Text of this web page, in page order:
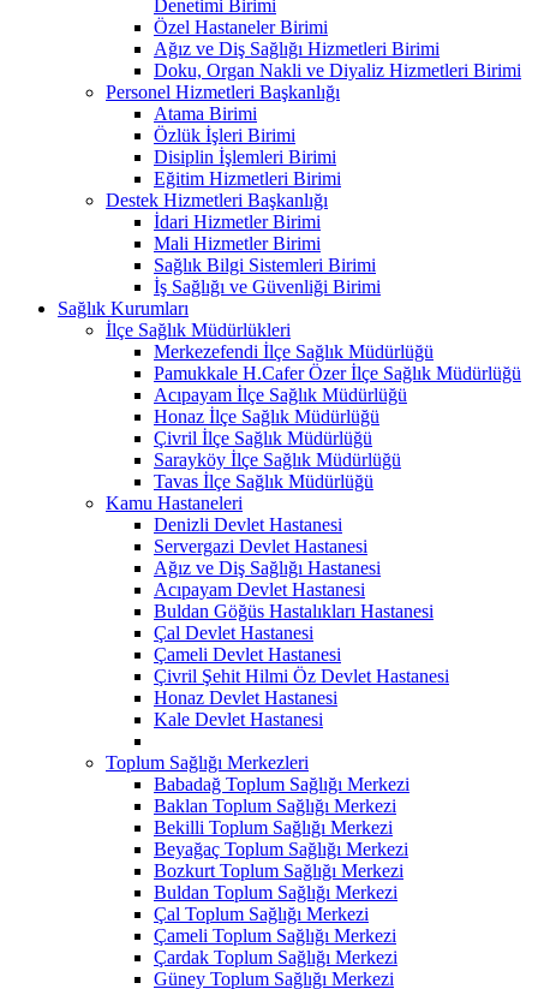
Denetimi Birimi
Özel Hastaneler Birimi
Ağız ve Diş Sağlığı Hizmetleri Birimi
Doku, Organ Nakli ve Diyaliz Hizmetleri Birimi
Personel Hizmetleri Başkanlığı
Atama Birimi
Özlük İşleri Birimi
Disiplin İşlemleri Birimi
Eğitim Hizmetleri Birimi
Destek Hizmetleri Başkanlığı
İdari Hizmetler Birimi
Mali Hizmetler Birimi
Sağlık Bilgi Sistemleri Birimi
İş Sağlığı ve Güvenliği Birimi
Sağlık Kurumları
İlçe Sağlık Müdürlükleri
Merkezefendi İlçe Sağlık Müdürlüğü
Pamukkale H.Cafer Özer İlçe Sağlık Müdürlüğü
Acıpayam İlçe Sağlık Müdürlüğü
Honaz İlçe Sağlık Müdürlüğü
Çivril İlçe Sağlık Müdürlüğü
Sarayköy İlçe Sağlık Müdürlüğü
Tavas İlçe Sağlık Müdürlüğü
Kamu Hastaneleri
Denizli Devlet Hastanesi
Servergazi Devlet Hastanesi
Ağız ve Diş Sağlığı Hastanesi
Acıpayam Devlet Hastanesi
Buldan Göğüs Hastalıkları Hastanesi
Çal Devlet Hastanesi
Çameli Devlet Hastanesi
Çivril Şehit Hilmi Öz Devlet Hastanesi
Honaz Devlet Hastanesi
Kale Devlet Hastanesi
Toplum Sağlığı Merkezleri
Babadağ Toplum Sağlığı Merkezi
Baklan Toplum Sağlığı Merkezi
Bekilli Toplum Sağlığı Merkezi
Beyağaç Toplum Sağlığı Merkezi
Bozkurt Toplum Sağlığı Merkezi
Buldan Toplum Sağlığı Merkezi
Çal Toplum Sağlığı Merkezi
Çameli Toplum Sağlığı Merkezi
Çardak Toplum Sağlığı Merkezi
Güney Toplum Sağlığı Merkezi